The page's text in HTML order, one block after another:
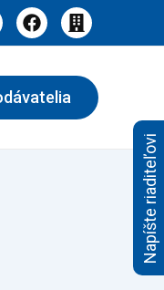
Napíšte riaditeľovi